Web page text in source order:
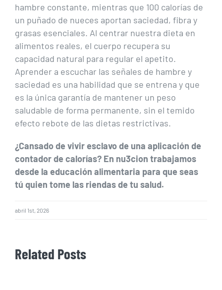
hambre constante, mientras que 100 calorías de
un puñado de nueces aportan saciedad, fibra y
grasas esenciales. Al centrar nuestra dieta en
alimentos reales, el cuerpo recupera su
capacidad natural para regular el apetito.
Aprender a escuchar las señales de hambre y
saciedad es una habilidad que se entrena y que
es la única garantía de mantener un peso
saludable de forma permanente, sin el temido
efecto rebote de las dietas restrictivas.
¿Cansado de vivir esclavo de una aplicación de
contador de calorías? En nu3cion trabajamos
desde la educación alimentaria para que seas
tú quien tome las riendas de tu salud.
abril 1st, 2026
Related Posts